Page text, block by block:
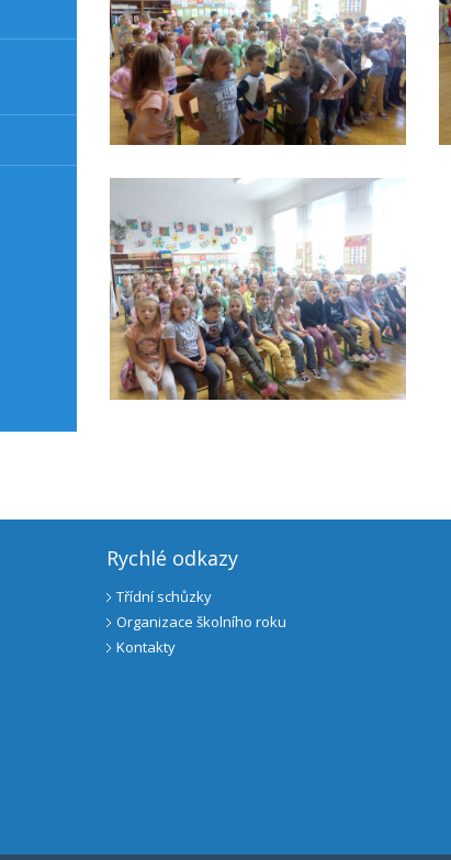
Rychlé odkazy
Třídní schůzky
Organizace školního roku
Kontakty